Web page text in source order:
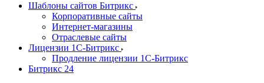
Шаблоны сайтов Битрикс
Корпоративные сайты
Интернет-магазины
Отраслевые сайты
Лицензии 1С-Битрикс
Продление лицензии 1С-Битрикс
Битрикс 24